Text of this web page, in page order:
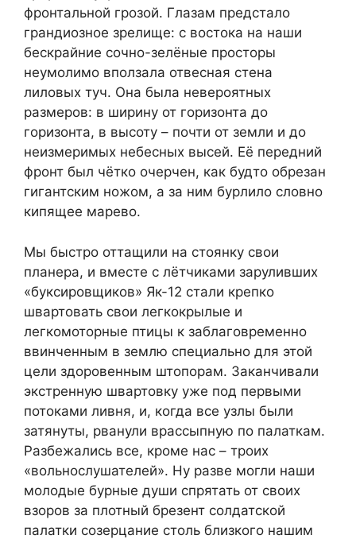
фронтальной грозой. Глазам предстало
грандиозное зрелище: с востока на наши
бескрайние сочно-зелёные просторы
неумолимо вползала отвесная стена
лиловых туч. Она была невероятных
размеров: в ширину от горизонта до
горизонта, в высоту – почти от земли и до
неизмеримых небесных высей. Её передний
фронт был чётко очерчен, как будто обрезан
гигантским ножом, а за ним бурлило словно
кипящее марево.
Мы быстро оттащили на стоянку свои
планера, и вместе с лётчиками заруливших
«буксировщиков» Як-12 стали крепко
швартовать свои легкокрылые и
легкомоторные птицы к заблаговременно
ввинченным в землю специально для этой
цели здоровенным штопорам. Заканчивали
экстренную швартовку уже под первыми
потоками ливня, и, когда все узлы были
затянуты, рванули врассыпную по палаткам.
Разбежались все, кроме нас – троих
«вольнослушателей». Ну разве могли наши
молодые бурные души спрятать от своих
взоров за плотный брезент солдатской
палатки созерцание столь близкого нашим